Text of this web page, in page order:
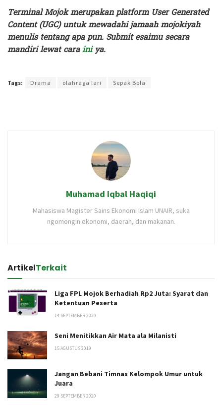
Terminal Mojok merupakan platform User Generated
Content (UGC) untuk mewadahi jamaah mojokiyah
menulis tentang apa pun. Submit esaimu secara
mandiri lewat carainiya.
Tags: Drama olahraga lari Sepak Bola
Muhamad Iqbal Haqiqi
Mahasiswa Magister Sains Ekonomi Islam UNAIR, suka
ngomongin ekonomi, daerah, dan makanan.
ArtikelTerkait
Liga FPL Mojok Berhadiah Rp2 Juta: Syarat dan
Ketentuan Peserta
14 SEPTEMBER 2020
Seni Menitikkan Air Mata ala Milanisti
15 AGUSTUS 2019
Jangan Bebani Timnas Kelompok Umur untuk
Juara
29 SEPTEMBER 2020